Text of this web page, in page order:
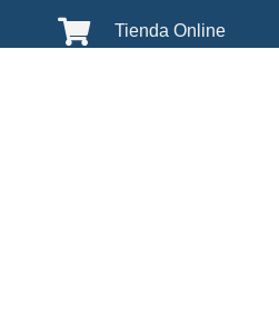
Tienda Online